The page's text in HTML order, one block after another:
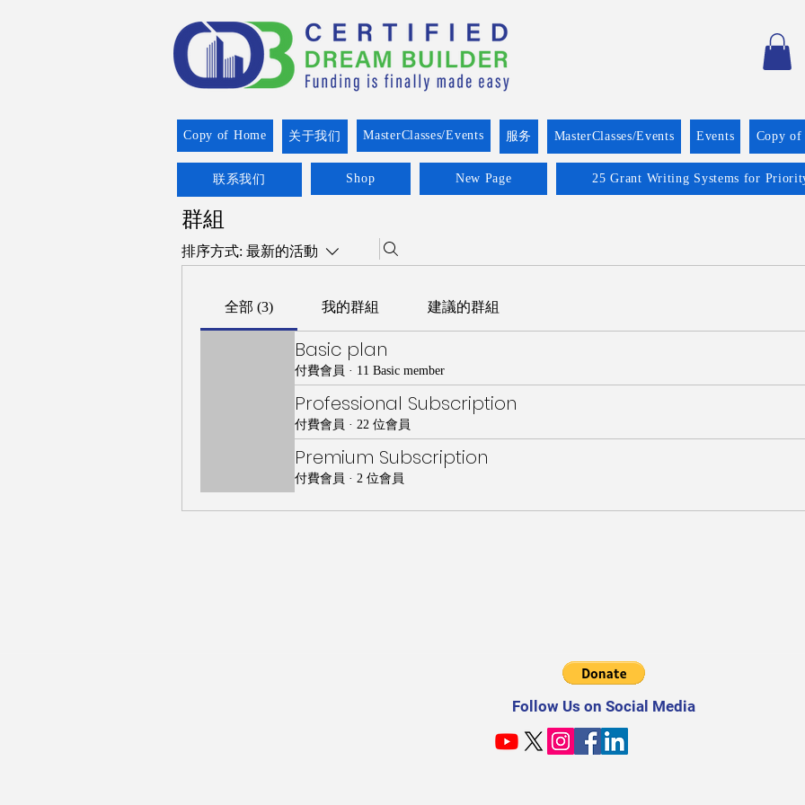
Copy of Home 关于我们 MasterClasses/Events 服务 MasterClasses/Events Events Copy of
联系我们 Shop New Page 25 Grant Writing Systems for
群組
排序方式: 最新的活動
全部 (3) 我的群組 建議的群組
Basic plan
付費會員 · 11 Basic member
Professional Subscription
付費會員 · 22 位會員
Premium Subscription
付費會員 · 2 位會員
Follow Us on Social Media